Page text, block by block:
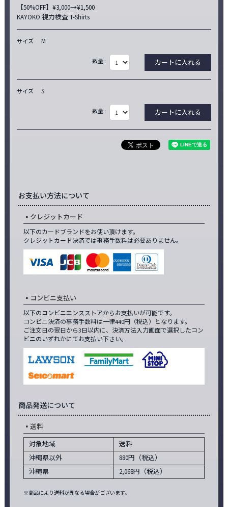
【50%OFF】¥3,000→¥1,500
KAYOKO 視力検査 T-Shirts
サイズ M
数量 :
サイズ S
数量 :
お支払い方法について
クレジットカード
以下のカードブランドをお使い頂けます。
クレジットカード決済では事務手数料は必要ありません。
コンビニ支払い
以下のコンビニエンスストアからお支払いが可能です。
コンビニ決済の事務手数料は一律440円（税込）となります。
ご注文日の翌日から3日以内に、決済方法入力画面で選択したコン
ビニのいずれかにてお支払い下さい。
商品発送について
送料
対象地域
送料
沖縄県以外
880円（税込）
沖縄県
2,068円（税込）
※商品により送料が異なる場合がございます。